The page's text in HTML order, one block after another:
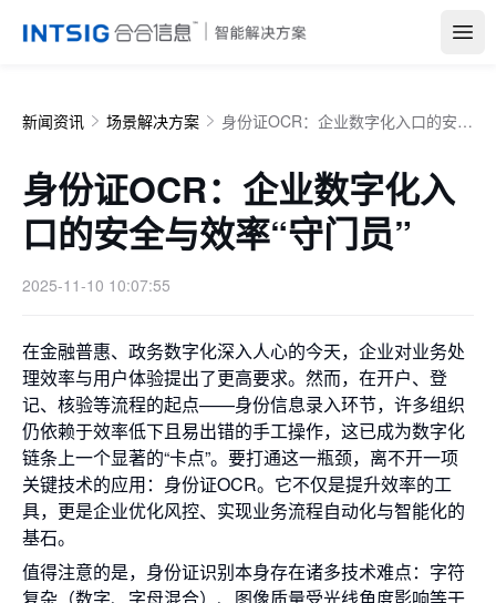
新闻资讯 场景解决方案 身份证OCR：企业数字化入口的安全与效率“守门员”
身份证OCR：企业数字化入
口的安全与效率“守门员”
2025-11-10 10:07:55
在金融普惠、政务数字化深入人心的今天，企业对业务处
理效率与用户体验提出了更高要求。然而，在开户、登
记、核验等流程的起点——身份信息录入环节，许多组织
仍依赖于效率低下且易出错的手工操作，这已成为数字化
链条上一个显著的“卡点”。要打通这一瓶颈，离不开一项
关键技术的应用：身份证OCR。它不仅是提升效率的工
具，更是企业优化风控、实现业务流程自动化与智能化的
基石。
值得注意的是，身份证识别本身存在诸多技术难点：字符